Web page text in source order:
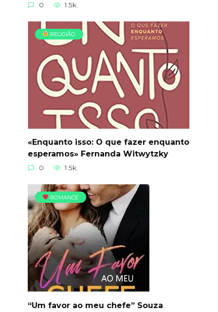
0 1.5k.
RELIGIÃO
«Enquanto isso: O que fazer enquanto
esperamos» Fernanda Witwytzky
0 1.5k.
ROMANCE
“Um favor ao meu chefe” Souza